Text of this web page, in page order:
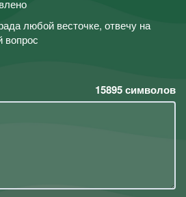
любой весточке, отвечу на
вопрос
15895символов